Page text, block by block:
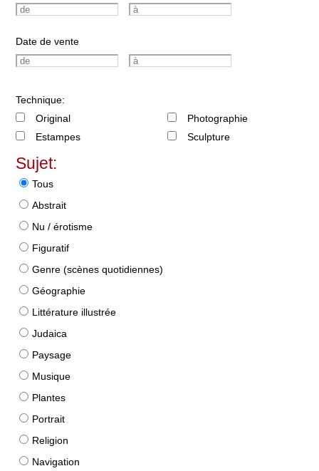
Date de vente
Technique:
Original
Estampes
Photographie
Sculpture
Sujet:
Tous
Abstrait
Nu / érotisme
Figuratif
Genre (scènes quotidiennes)
Géographie
Littérature illustrée
Judaica
Paysage
Musique
Plantes
Portrait
Religion
Navigation